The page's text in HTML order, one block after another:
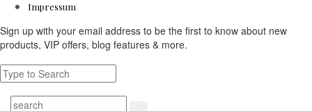
Impressum
Sign up with your email address to be the first to know about new
products, VIP offers, blog features & more.